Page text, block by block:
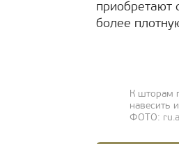
приобретают
более
К шторам
навесить
ФОТО: